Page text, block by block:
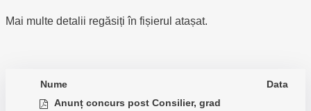
Mai multe detalii regăsiți în fișierul atașat.
Nume Data
Anunț concurs post Consilier, grad